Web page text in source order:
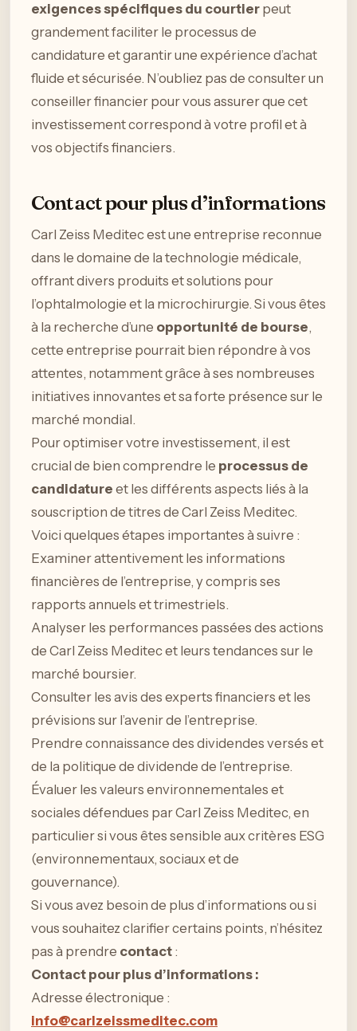
exigences spécifiques du courtier peut
grandement faciliter le processus de
candidature et garantir une expérience d’achat
fluide et sécurisée. N’oubliez pas de consulter un
conseiller financier pour vous assurer que cet
investissement correspond à votre profil et à
vos objectifs financiers.
Contact pour plus d’informations
Carl Zeiss Meditec est une entreprise reconnue
dans le domaine de la technologie médicale,
offrant divers produits et solutions pour
l’ophtalmologie et la microchirurgie. Si vous êtes
à la recherche d’une opportunité de bourse,
cette entreprise pourrait bien répondre à vos
attentes, notamment grâce à ses nombreuses
initiatives innovantes et sa forte présence sur le
marché mondial.
Pour optimiser votre investissement, il est
crucial de bien comprendre le processus de
candidature et les différents aspects liés à la
souscription de titres de Carl Zeiss Meditec.
Voici quelques étapes importantes à suivre :
Examiner attentivement les informations
financières de l’entreprise, y compris ses
rapports annuels et trimestriels.
Analyser les performances passées des actions
de Carl Zeiss Meditec et leurs tendances sur le
marché boursier.
Consulter les avis des experts financiers et les
prévisions sur l’avenir de l’entreprise.
Prendre connaissance des dividendes versés et
de la politique de dividende de l’entreprise.
Évaluer les valeurs environnementales et
sociales défendues par Carl Zeiss Meditec, en
particulier si vous êtes sensible aux critères ESG
(environnementaux, sociaux et de
gouvernance).
Si vous avez besoin de plus d’informations ou si
vous souhaitez clarifier certains points, n’hésitez
pas à prendre contact :
Contact pour plus d’informations :
Adresse électronique :
info@carlzeissmeditec.com